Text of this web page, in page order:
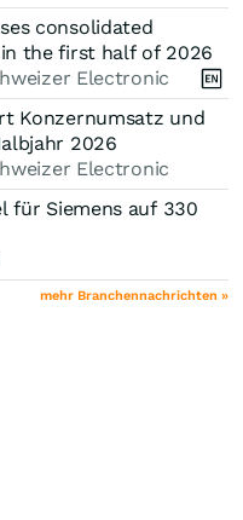
consolidated
in the first half of 2026
Electronic
Konzernumsatz und
2026
Electronic
für Siemens auf 330
mehr Branchennachrichten »